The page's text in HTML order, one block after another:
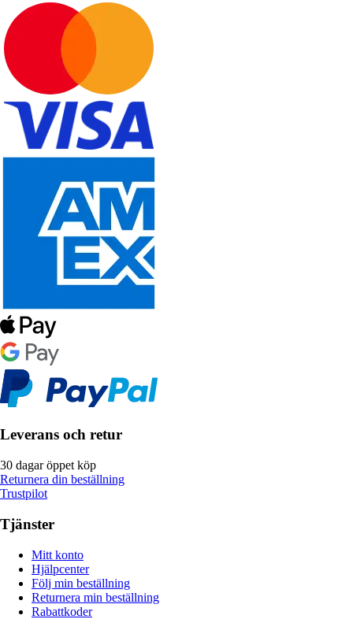
Leverans och retur
30 dagar öppet köp
Returnera din beställning
Trustpilot
Tjänster
Mitt konto
Hjälpcenter
Följ min beställning
Returnera min beställning
Rabattkoder